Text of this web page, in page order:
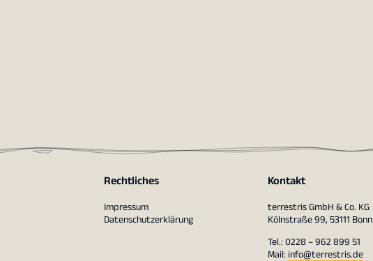
Rechtliches
Impressum
Datenschutzerklärung
Kontakt
terrestris GmbH & Co. KG
Kölnstraße 99, 53111 Bonn
Tel.: 0228 – 962 899 51
Mail:info@terrestris.de